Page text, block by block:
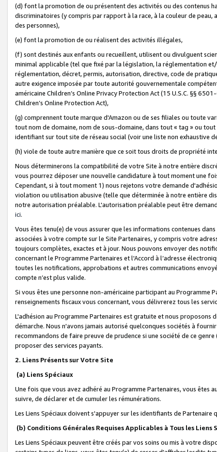
(d) font la promotion de ou présentent des activités ou des contenus
discriminatoires (y compris par rapport à la race, à la couleur de
des personnes),
(e) font la promotion de ou réalisent des activités illégales,
(f) sont destinés aux enfants ou recueillent, utilisent ou divulguent
minimal applicable (tel que fixé par la législation, la réglementation
réglementation, décret, permis, autorisation, directive, code de
autre exigence imposée par toute autorité gouvernementale
américaine Children’s Online Privacy Protection Act (15 U.S.C. §§
Children’s Online Protection Act),
(g) comprennent toute marque d'Amazon ou de ses filiales ou toute
tout nom de domaine, nom de sous-domaine, dans tout « tag » ou
identifiant sur tout site de réseau social (voir une liste non exhaustive
(h) viole de toute autre manière que ce soit tous droits de propriété
Nous déterminerons la compatibilité de votre Site à notre entière
vous pourrez déposer une nouvelle candidature à tout moment une
Cependant, si à tout moment 1) nous rejetons votre demande
violation ou utilisation abusive (telle que déterminée à notre entière
notre autorisation préalable. L'autorisation préalable peut être
ici.
Vous êtes tenu(e) de vous assurer que les informations contenues
associées à votre compte sur le Site Partenaires, y compris votre
toujours complètes, exactes et à jour. Nous pouvons envoyer des
concernant le Programme Partenaires et l'Accord à l’adresse
toutes les notifications, approbations et autres communications
compte n’est plus valide.
Si vous êtes une personne non-américaine participant au
renseignements fiscaux vous concernant, vous délivrerez tous les
L'adhésion au Programme Partenaires est gratuite et nous proposons
démarche. Nous n'avons jamais autorisé quelconques sociétés à
recommandons de faire preuve de prudence si une société de ce
proposer des services payants.
2. Liens Présents sur Votre Site
(a) Liens Spéciaux
Une fois que vous avez adhéré au Programme Partenaires, vous êtes
suivre, de déclarer et de cumuler les rémunérations.
Les Liens Spéciaux doivent s'appuyer sur les identifiants de Partenaire
(b) Conditions Générales Requises Applicables à Tous les Liens
Les Liens Spéciaux peuvent être créés par vos soins ou mis à votre